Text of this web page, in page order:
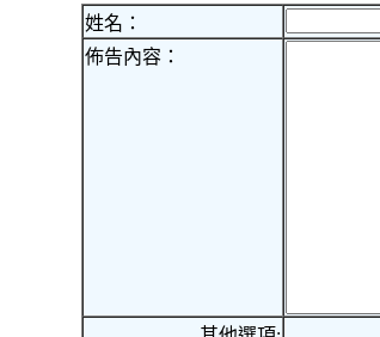
姓名：
佈告內容：